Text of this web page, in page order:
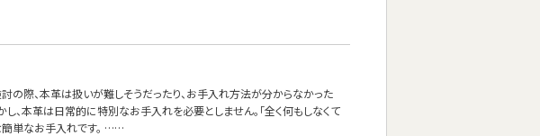
討の際、本革は扱いが難しそうだったり、お手入れ方法が分からなかった
、本革は日常的に特別なお手入れを必要としません。「全く何もしなくて
簡単なお手入れです。 ……